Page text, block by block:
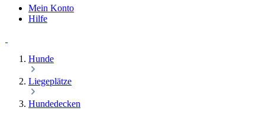
Mein Konto
Hilfe
Hunde
Liegeplätze
Hundedecken